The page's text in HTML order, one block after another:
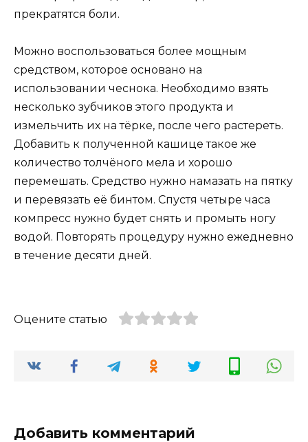
прекратятся боли.
Можно воспользоваться более мощным
средством, которое основано на
использовании чеснока. Необходимо взять
несколько зубчиков этого продукта и
измельчить их на тёрке, после чего растереть.
Добавить к полученной кашице такое же
количество толчёного мела и хорошо
перемешать. Средство нужно намазать на пятку
и перевязать её бинтом. Спустя четыре часа
компресс нужно будет снять и промыть ногу
водой. Повторять процедуру нужно ежедневно
в течение десяти дней.
Оцените статью
Добавить комментарий